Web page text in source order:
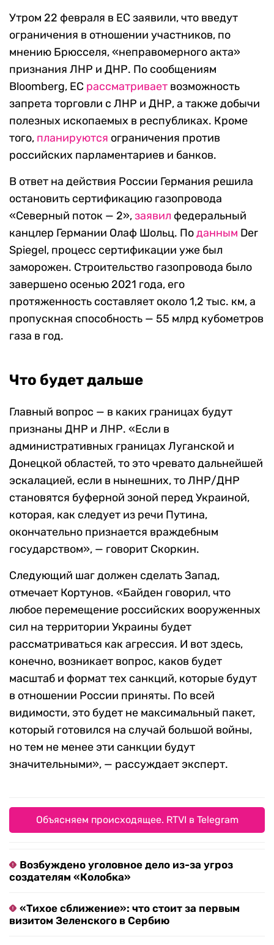
Утром 22 февраля в ЕС заявили, что введут
ограничения в отношении участников, по
мнению Брюсселя, «неправомерного акта»
признания ЛНР и ДНР. По сообщениям
Bloomberg, ЕС рассматривает возможность
запрета торговли с ЛНР и ДНР, а также добычи
полезных ископаемых в республиках. Кроме
того, планируются ограничения против
российских парламентариев и банков.
В ответ на действия России Германия решила
остановить сертификацию газопровода
«Северный поток — 2»,заявил федеральный
канцлер Германии Олаф Шольц. Поданным Der
Spiegel, процесс сертификации уже был
заморожен. Строительство газопровода было
завершено осенью 2021 года, его
протяженность составляет около 1,2 тыс. км, а
пропускная способность — 55 млрд кубометров
газа в год.
Что будет дальше
Главный вопрос — в каких границах будут
признаны ДНР и ЛНР. «Если в
административных границах Луганской и
Донецкой областей, то это чревато дальнейшей
эскалацией, если в нынешних, то ЛНР/ДНР
становятся буферной зоной перед Украиной,
которая, как следует из речи Путина,
окончательно признается враждебным
государством», — говорит Скоркин.
Следующий шаг должен сделать Запад,
отмечает Кортунов. «Байден говорил, что
любое перемещение российских вооруженных
сил на территории Украины будет
рассматриваться как агрессия. И вот здесь,
конечно, возникает вопрос, каков будет
масштаб и формат тех санкций, которые будут
в отношении России приняты. По всей
видимости, это будет не максимальный пакет,
который готовился на случай большой войны,
но тем не менее эти санкции будут
значительными», — рассуждает эксперт.
Объясняем происходящее. RTVI в Telegram
Возбуждено уголовное дело из-за угроз
создателям «Колобка»
«Тихое сближение»: что стоит за первым
визитом Зеленского в Сербию